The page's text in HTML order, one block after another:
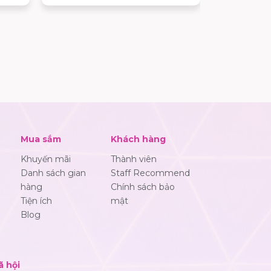
Mua sắm
Khuyến mãi
Danh sách gian
hàng
Tiện ích
Blog
Khách hàng
Thành viên
Staff Recommend
Chính sách bảo
mật
hội